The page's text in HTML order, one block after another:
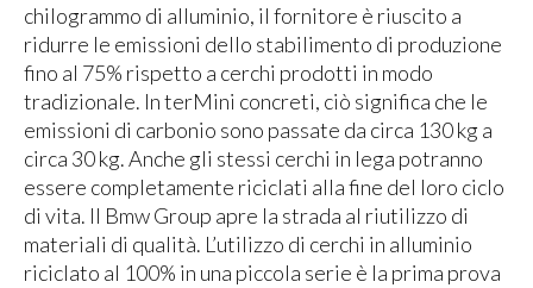
chilogrammo di alluminio, il fornitore è riuscito a
ridurre le emissioni dello stabilimento di produzione
fino al 75% rispetto a cerchi prodotti in modo
tradizionale. In terMini concreti, ciò significa che le
emissioni di carbonio sono passate da circa 130 kg a
circa 30 kg. Anche gli stessi cerchi in lega potranno
essere completamente riciclati alla fine del loro ciclo
di vita. Il Bmw Group apre la strada al riutilizzo di
materiali di qualità. L’utilizzo di cerchi in alluminio
riciclato al 100% in una piccola serie è la prima prova